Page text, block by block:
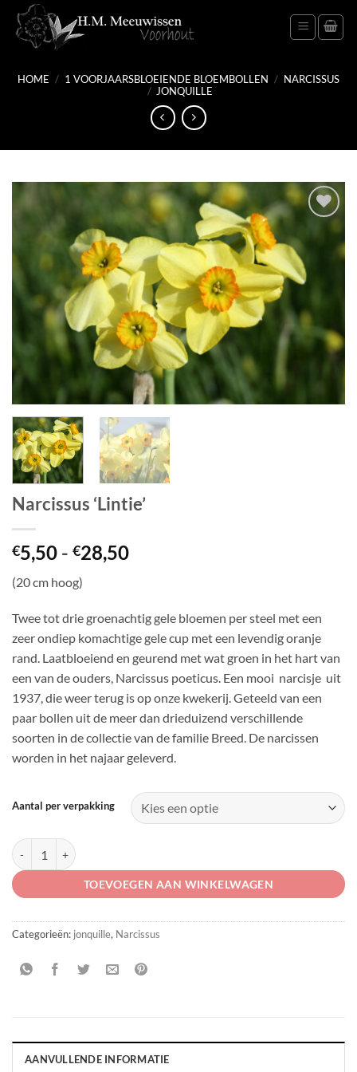
naar
inhoud
HOME / 1 VOORJAARSBLOEIENDE BLOEMBOLLEN / NARCISSUS
/ JONQUILLE
Toevoegen
verlanglijst
Narcissus ‘Lintie’
€5,50 - €28,50Prijsklasse:
€28,50
(20 cm hoog)
Twee tot drie groenachtig gele bloemen per steel met een
zeer ondiep komachtige gele cup met een levendig oranje
rand. Laatbloeiend en geurend met wat groen in het hart van
een van de ouders, Narcissus poeticus. Een mooi narcisje uit
1937, die weer terug is op onze kwekerij. Geteeld van een
paar bollen uit de meer dan drieduizend verschillende
soorten in de collectie van de familie Breed. De narcissen
worden in het najaar geleverd.
Aantal per verpakking
Narcissus 'Lintie' aantal
TOEVOEGEN AAN WINKELWAGEN
Categorieën: jonquille, Narcissus
AANVULLENDE INFORMATIE